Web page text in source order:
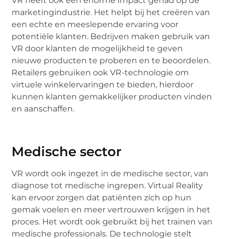
marketingindustrie. Het helpt bij het creëren van
een echte en meeslepende ervaring voor
potentiële klanten. Bedrijven maken gebruik van
VR door klanten de mogelijkheid te geven
nieuwe producten te proberen en te beoordelen.
Retailers gebruiken ook VR-technologie om
virtuele winkelervaringen te bieden, hierdoor
kunnen klanten gemakkelijker producten vinden
en aanschaffen.
Medische sector
VR wordt ook ingezet in de medische sector, van
diagnose tot medische ingrepen. Virtual Reality
kan ervoor zorgen dat patiënten zich op hun
gemak voelen en meer vertrouwen krijgen in het
proces. Het wordt ook gebruikt bij het trainen van
medische professionals. De technologie stelt